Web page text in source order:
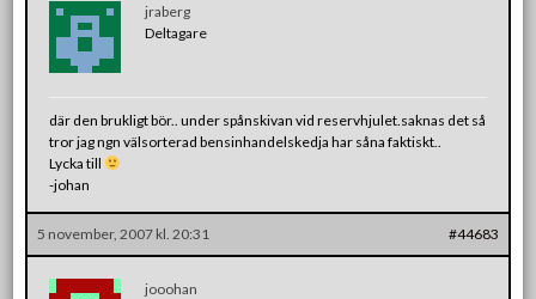
jraberg
Deltagare
där den brukligt bör.. under spånskivan vid reservhjulet.saknas det så
tror jag ngn välsorterad bensinhandelskedja har såna faktiskt..
Lycka till
-johan
5 november, 2007 kl. 20:31 #44683
jooohan